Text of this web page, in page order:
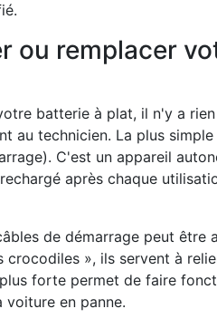
ou remplacer
batterie à plat, il n'y a
au technicien. La plus
C'est un appareil
après chaque
de démarrage peut être
crocodiles », ils servent à
forte permet de faire
voiture en panne.